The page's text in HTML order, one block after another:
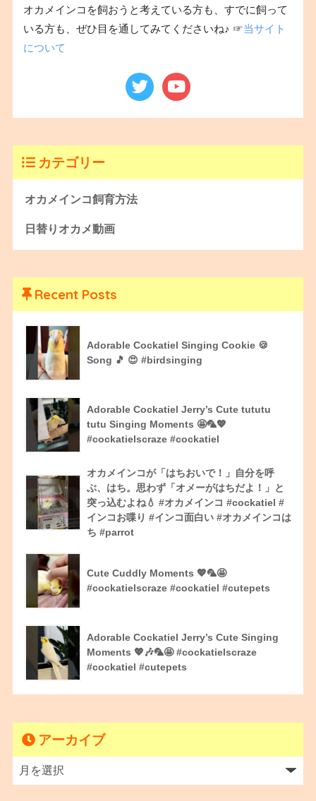
オカメインコを飼おうと考えている方も、すでに飼って
いる方も、ぜひ目を通してみてくださいね♪ ☞当サイト
について
カテゴリー
オカメインコ飼育方法
日替りオカメ動画
Recent Posts
Adorable Cockatiel Singing Cookie 🍪
Song 🎵 😍 #birdsinging
Adorable Cockatiel Jerry’s Cute tututu
tutu Singing Moments 🤩🦜💖
#cockatielscraze #cockatiel
オカメインコが「はちおいで！」自分を呼
ぶ、はち。思わず「オメーがはちだよ！」と
突っ込むよね💧 #オカメインコ #cockatiel #
インコお喋り #インコ面白い #オカメインコは
ち #parrot
Cute Cuddly Moments 💖🦜🤩
#cockatielscraze #cockatiel #cutepets
Adorable Cockatiel Jerry’s Cute Singing
Moments 💖🎶🦜🤩 #cockatielscraze
#cockatiel #cutepets
アーカイブ